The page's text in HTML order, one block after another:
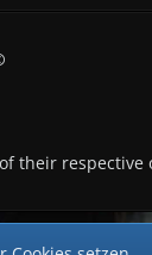
their respective